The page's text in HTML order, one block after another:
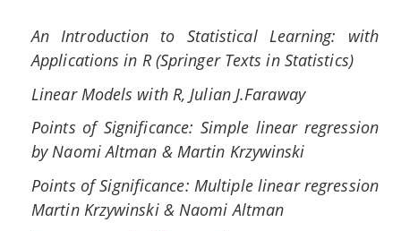
An Introduction to Statistical Learning: with
Applications in R (Springer Texts in Statistics)
Linear Models with R, Julian J.Faraway
Points of Significance: Simple linear regression
by Naomi Altman & Martin Krzywinski
Points of Significance: Multiple linear regression
Martin Krzywinski & Naomi Altman